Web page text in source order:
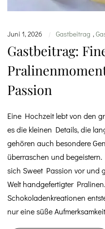
Juni 1, 2026 | Gastbeitrag ,
Gastbeitrag:
Passion
Eine Hochzeit lebt von den
es die kleinen Details, die
gehören auch besondere
überraschen und
sich Sweet Passion vor und
Welt handgefertigter
Schokoladenkreationen
nur eine süße Aufmerksamkeit